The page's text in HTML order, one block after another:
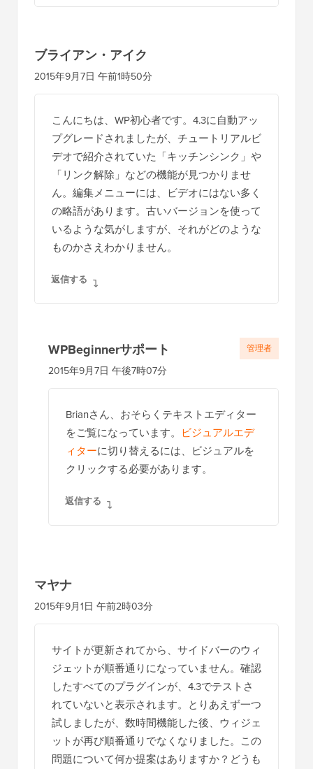
ブライアン・アイク
2015年9月7日 午前1時50分
こんにちは、WP初心者です。4.3に自動アッ
プグレードされましたが、チュートリアルビ
デオで紹介されていた「キッチンシンク」や
「リンク解除」などの機能が見つかりませ
ん。編集メニューには、ビデオにはない多く
の略語があります。古いバージョンを使って
いるような気がしますが、それがどのような
ものかさえわかりません。
返信する
WPBeginnerサポート
2015年9月7日 午後7時07分
Brianさん、おそらくテキストエディター
をご覧になっています。 ビジュアルエデ
ィターに切り替えるには、ビジュアルを
クリックする必要があります。
返信する
管理者
マヤナ
2015年9月1日 午前2時03分
サイトが更新されてから、サイドバーのウィ
ジェットが順番通りになっていません。確認
したすべてのプラグインが、4.3でテストさ
れていないと表示されます。とりあえず一つ
試しましたが、数時間機能した後、ウィジェ
ットが再び順番通りでなくなりました。この
問題について何か提案はありますか？どうも